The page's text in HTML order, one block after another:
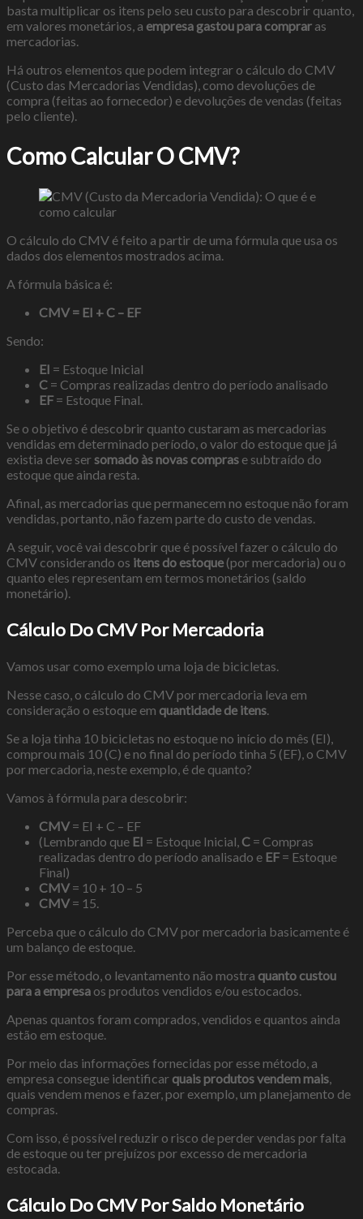
basta multiplicar os itens pelo seu custo para descobrir quanto,
em valores monetários, a empresa gastou para comprar as
mercadorias.
Há outros elementos que podem integrar o cálculo do CMV
(Custo das Mercadorias Vendidas), como devoluções de
compra (feitas ao fornecedor) e devoluções de vendas (feitas
pelo cliente).
Como Calcular O CMV?
O cálculo do CMV é feito a partir de uma fórmula que usa os
dados dos elementos mostrados acima.
A fórmula básica é:
CMV = EI + C – EF
Sendo:
EI = Estoque Inicial
C = Compras realizadas dentro do período analisado
EF = Estoque Final.
Se o objetivo é descobrir quanto custaram as mercadorias
vendidas em determinado período, o valor do estoque que já
existia deve sersomado às novas compras e subtraído do
estoque que ainda resta.
Afinal, as mercadorias que permanecem no estoque não foram
vendidas, portanto, não fazem parte do custo de vendas.
A seguir, você vai descobrir que é possível fazer o cálculo do
CMV considerando os itens do estoque (por mercadoria) ou o
quanto eles representam em termos monetários (saldo
monetário).
Cálculo Do CMV Por Mercadoria
Vamos usar como exemplo uma loja de bicicletas.
Nesse caso, o cálculo do CMV por mercadoria leva em
consideração o estoque em quantidade de itens.
Se a loja tinha 10 bicicletas no estoque no início do mês (EI),
comprou mais 10 (C) e no final do período tinha 5 (EF), o CMV
por mercadoria, neste exemplo, é de quanto?
Vamos à fórmula para descobrir:
CMV = EI + C – EF
(Lembrando que EI = Estoque Inicial, C = Compras
realizadas dentro do período analisado e EF = Estoque
Final)
CMV = 10 + 10 – 5
CMV = 15.
Perceba que o cálculo do CMV por mercadoria basicamente é
um balanço de estoque.
Por esse método, o levantamento não mostra quanto custou
para a empresa os produtos vendidos e/ou estocados.
Apenas quantos foram comprados, vendidos e quantos ainda
estão em estoque.
Por meio das informações fornecidas por esse método, a
empresa consegue identificar quais produtos vendem mais,
quais vendem menos e fazer, por exemplo, um planejamento de
compras.
Com isso, é possível reduzir o risco de perder vendas por falta
de estoque ou ter prejuízos por excesso de mercadoria
estocada.
Cálculo Do CMV Por Saldo Monetário